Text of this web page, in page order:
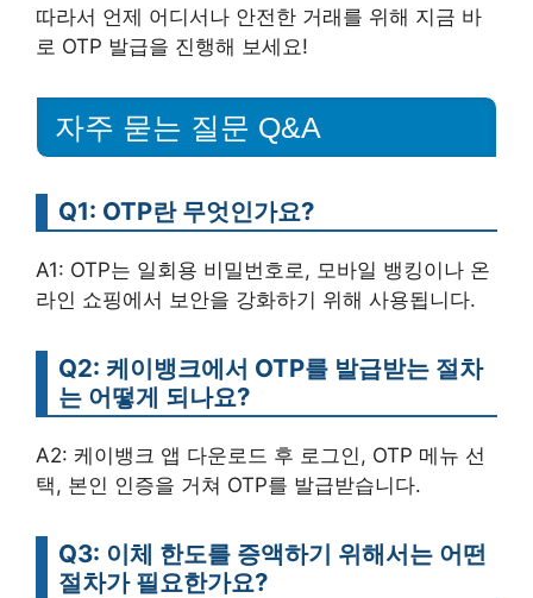
따라서 언제 어디서나 안전한 거래를 위해 지금 바
로 OTP 발급을 진행해 보세요!
자주 묻는 질문 Q&A
Q1: OTP란 무엇인가요?
A1: OTP는 일회용 비밀번호로, 모바일 뱅킹이나 온
라인 쇼핑에서 보안을 강화하기 위해 사용됩니다.
Q2: 케이뱅크에서 OTP를 발급받는 절차
는 어떻게 되나요?
A2: 케이뱅크 앱 다운로드 후 로그인, OTP 메뉴 선
택, 본인 인증을 거쳐 OTP를 발급받습니다.
Q3: 이체 한도를 증액하기 위해서는 어떤
절차가 필요한가요?